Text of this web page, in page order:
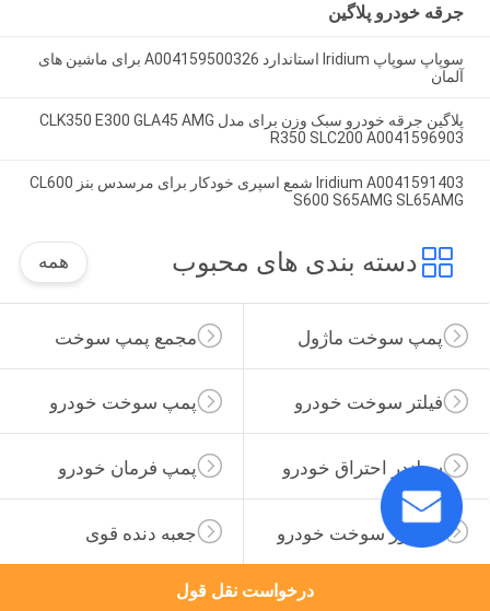
جرقه خودرو پلاگین
سوپاپ سوپاپ Iridium استاندارد A004159500326 برای ماشین های
آلمان
پلاگین جرقه خودرو سبک وزن برای مدل CLK350 E300 GLA45 AMG
R350 SLC200 A0041596903
Iridium A0041591403 شمع اسپری خودکار برای مرسدس بنز CL600
S600 S65AMG SL65AMG
دسته بندی های محبوب همه
مجمع پمپ سوخت پمپ سوخت ماژول
پمپ سوخت خودرو فیلتر سوخت خودرو
پمپ فرمان خودرو سیلندر احتراق خودرو
جعبه دنده قوی انژکتور سوخت خودرو
درخواست نقل قول